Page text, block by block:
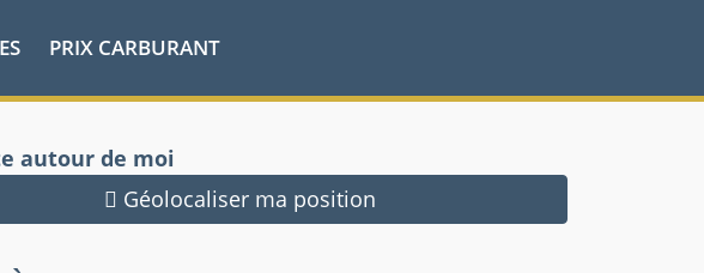
PRIX CARBURANT
autour de moi
Géolocaliser ma position